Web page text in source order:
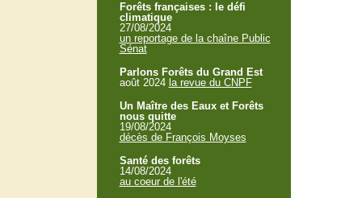
Forêts françaises : le défi
climatique
27/08/2024
un reportage de la chaîne Public
Sénat
Parlons Forêts du Grand Est
août 2024 la revue du CNPF
Un Maître des Eaux et Forêts
nous quitte
19/08/2024
décès de François Moyses
Santé des forêts
14/08/2024
au coeur de l'été